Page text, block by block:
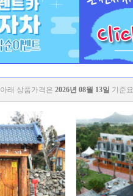
아래 상품가격은 2026년 08월 13일 기준